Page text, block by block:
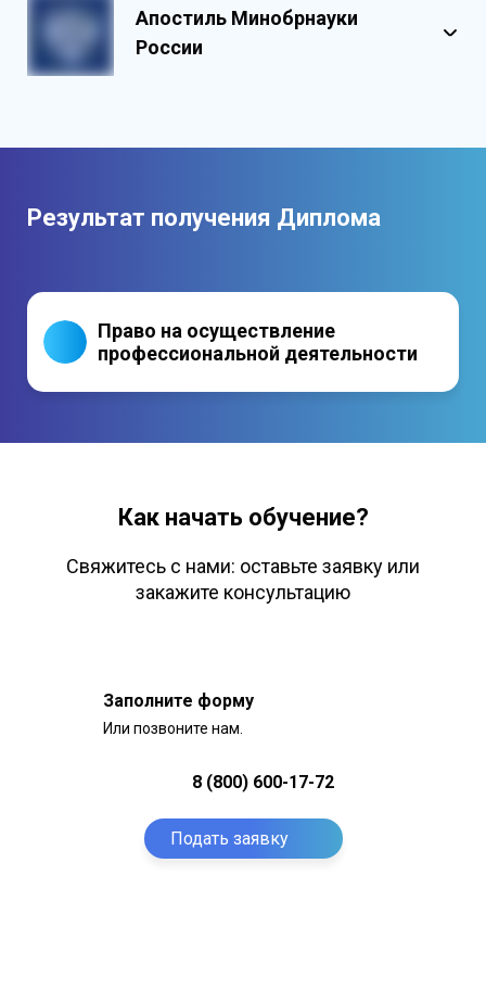
защиты
Государственными реестровыми
Персонализированный документ о
элементы защиты
Апостиль Минобрнауки
России
Результат получения Диплома
Право на осуществление
профессиональной деятельности
Как начать обучение?
Свяжитесь с нами: оставьте заявку или
закажите консультацию
Заполните форму
Или позвоните нам.
8 (800) 600-17-72
Подать заявку